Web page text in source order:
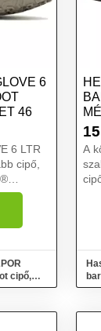
6
46
6 LTR
cipő,
és a
f...
cipő,
A